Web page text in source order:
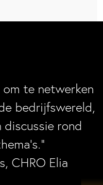
om te netwerken
bedrijfswereld,
discussie rond
CHRO Elia